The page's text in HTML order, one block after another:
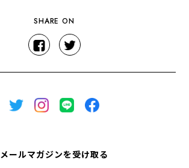
SHARE ON
メールマガジンを受け取る